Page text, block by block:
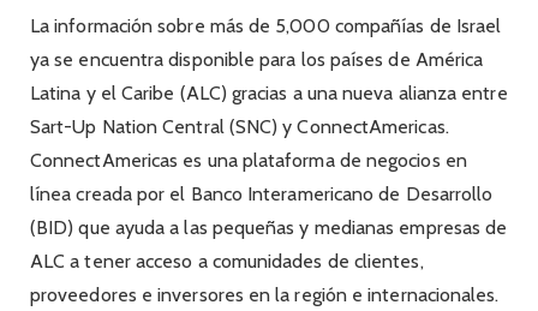
La información sobre más de 5,000 compañías de Israel
ya se encuentra disponible para los países de América
Latina y el Caribe (ALC) gracias a una nueva alianza entre
Sart-Up Nation Central (SNC) y ConnectAmericas.
ConnectAmericas es una plataforma de negocios en
línea creada por el Banco Interamericano de Desarrollo
(BID) que ayuda a las pequeñas y medianas empresas de
ALC a tener acceso a comunidades de clientes,
proveedores e inversores en la región e internacionales.